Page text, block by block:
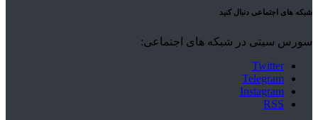
شبکه های اجتماعی دنبال کنید
سورس سیتی در شبکه های اجتماعی:
Twitter
Telegram
Instagram
RSS